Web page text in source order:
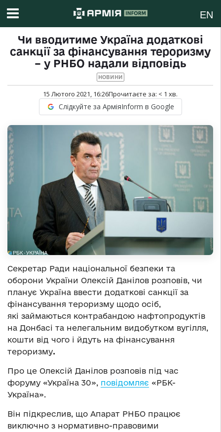
EN
Чи вводитиме Україна додаткові
санкції за фінансування тероризму
– у РНБО надали відповідь
НОВИНИ
15 Лютого 2021, 16:26Прочитаєте за: < 1 хв.
Слідкуйте за АрміяInform в Google
Секретар Ради національної безпеки та
оборони України Олексій Данілов розповів, чи
планує Україна ввести додаткові санкції за
фінансування тероризму щодо осіб,
які займаються контрабандою нафтопродуктів
на Донбасі та нелегальним видобутком вугілля,
кошти від чого і йдуть на фінансування
тероризму.
Про це Олексій Данілов розповів під час
форуму «Україна 30», повідомляє «РБК-
Україна».
Він підкреслив, що Апарат РНБО працює
виключно з нормативно-правовими